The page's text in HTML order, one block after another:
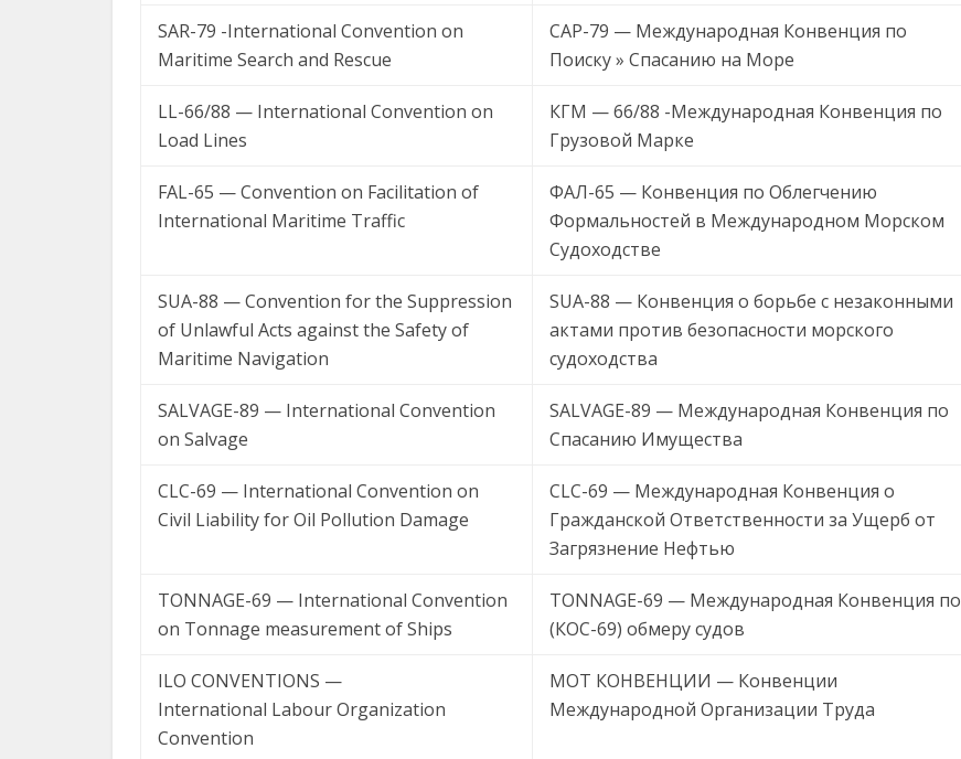
SAR-79 -International Convention on
Maritime Search and Rescue
САР-79 — Международная Конвенция по
Поиску » Спасанию на Море
LL-66/88 — International Convention on
Load Lines
КГМ — 66/88 -Международная Конвенция по
Грузовой Марке
FAL-65 — Convention on Facilitation of
International Maritime Traffic
ФАЛ-65 — Конвенция по Облегчению
Формальностей в Международном Морском
Судоходстве
SUA-88 — Convention for the Suppression
of Unlawful Acts against the Safety of
Maritime Navigation
SUA-88 — Конвенция о борьбе с незаконными
актами против безопасности морского
судоходства
SALVAGE-89 — International Convention
on Salvage
SALVAGE-89 — Международная Конвенция по
Спасанию Имущества
CLC-69 — International Convention on
Civil Liability for Oil Pollution Damage
CLC-69 — Международная Конвенция о
Гражданской Ответственности за Ущерб от
Загрязнение Нефтью
TONNAGE-69 — International Convention
on Tonnage measurement of Ships
TONNAGE-69 — Международная Конвенция по
(КОС-69) обмеру судов
ILO CONVENTIONS —
International LabourOrganization
Convention
МОТ КОНВЕНЦИИ — Конвенции
Международной Организации Труда